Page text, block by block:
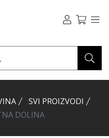
SVI PROIZVODI
DOLINA